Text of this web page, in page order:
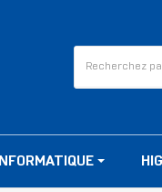
INFORMATIQUE